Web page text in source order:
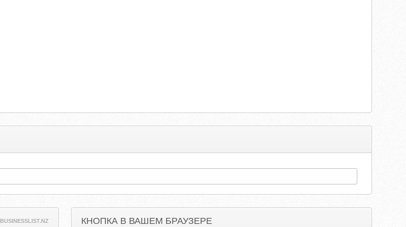
BUSINESSLIST.NZ КНОПКА В ВАШЕМ БРАУЗЕРЕ